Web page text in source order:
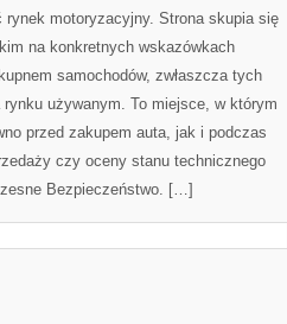
rynek motoryzacyjny. Strona skupia się
na konkretnych wskazówkach
samochodów, zwłaszcza tych
używanym. To miejsce, w którym
przed zakupem auta, jak i podczas
czy oceny stanu technicznego
Bezpieczeństwo. […]